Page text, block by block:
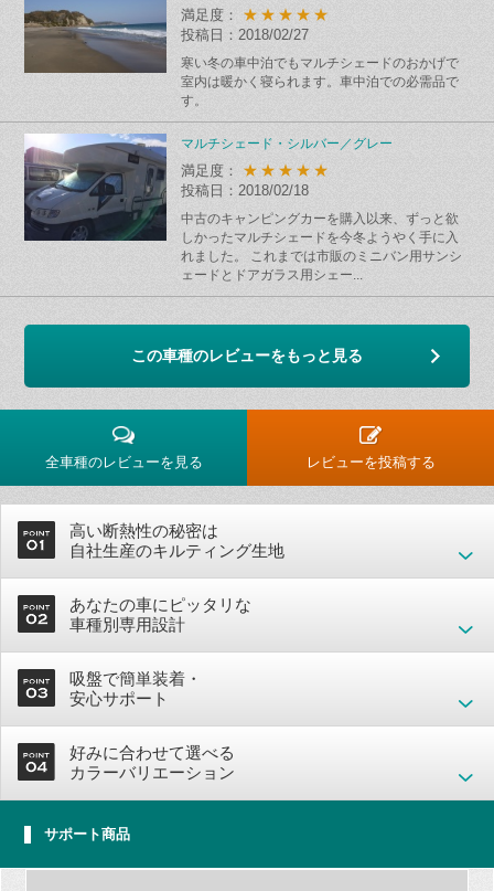
満足度： ★★★★★
投稿日：2018/02/27
寒い冬の車中泊でもマルチシェードのおかげで
室内は暖かく寝られます。車中泊での必需品で
す。
マルチシェード・シルバー／グレー
満足度： ★★★★★
投稿日：2018/02/18
中古のキャンピングカーを購入以来、ずっと欲
しかったマルチシェードを今冬ようやく手に入
れました。 これまでは市販のミニバン用サンシ
ェードとドアガラス用シェー...
この車種のレビューをもっと見る
全車種のレビューを見る レビューを投稿する
高い断熱性の秘密は
自社生産のキルティング生地
あなたの車にピッタリな
車種別専用設計
吸盤で簡単装着・
安心サポート
好みに合わせて選べる
カラーバリエーション
サポート商品